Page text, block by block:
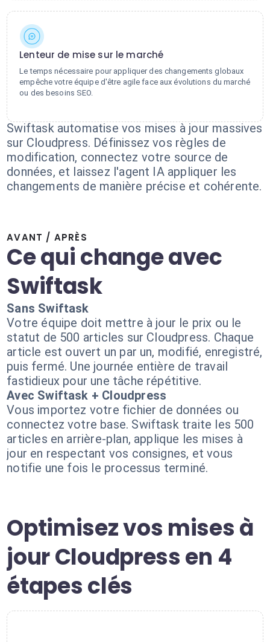
Lenteur de mise sur le marché
Le temps nécessaire pour appliquer des changements globaux
empêche votre équipe d'être agile face aux évolutions du marché
ou des besoins SEO.
Swiftask automatise vos mises à jour massives
sur Cloudpress. Définissez vos règles de
modification, connectez votre source de
données, et laissez l'agent IA appliquer les
changements de manière précise et cohérente.
AVANT / APRÈS
Ce qui change avec
Swiftask
Sans Swiftask
Votre équipe doit mettre à jour le prix ou le
statut de 500 articles sur Cloudpress. Chaque
article est ouvert un par un, modifié, enregistré,
puis fermé. Une journée entière de travail
fastidieux pour une tâche répétitive.
Avec Swiftask + Cloudpress
Vous importez votre fichier de données ou
connectez votre base. Swiftask traite les 500
articles en arrière-plan, applique les mises à
jour en respectant vos consignes, et vous
notifie une fois le processus terminé.
Optimisez vos mises à
jour Cloudpress en 4
étapes clés